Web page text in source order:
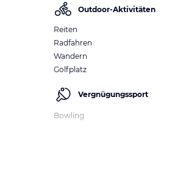
Outdoor-Aktivitäten
Reiten
Radfahren
Wandern
Golfplatz
Vergnügungssport
Bowling